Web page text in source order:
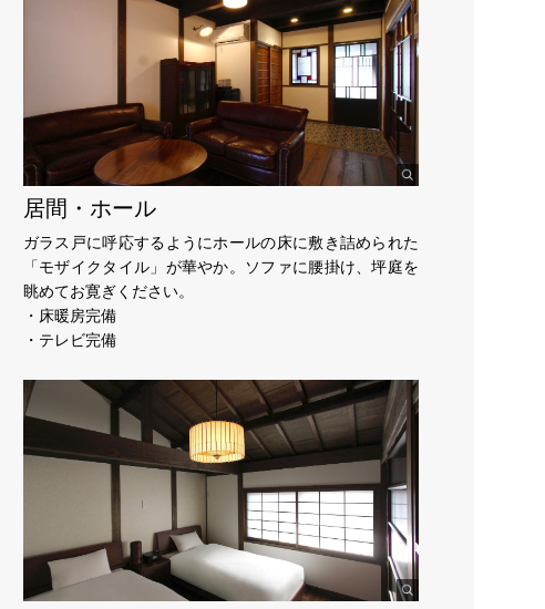
居間・ホール
ガラス戸に呼応するようにホールの床に敷き詰められた
「モザイクタイル」が華やか。ソファに腰掛け、坪庭を
眺めてお寛ぎください。
・床暖房完備
・テレビ完備